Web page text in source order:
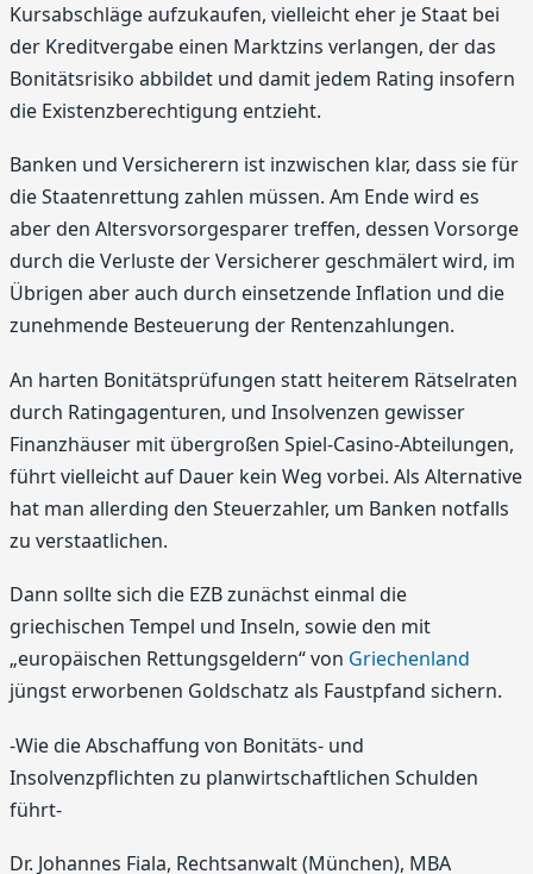
Kursabschläge aufzukaufen, vielleicht eher je Staat bei
der Kreditvergabe einen Marktzins verlangen, der das
Bonitätsrisiko abbildet und damit jedem Rating insofern
die Existenzberechtigung entzieht.
Banken und Versicherern ist inzwischen klar, dass sie für
die Staatenrettung zahlen müssen. Am Ende wird es
aber den Altersvorsorgesparer treffen, dessen Vorsorge
durch die Verluste der Versicherer geschmälert wird, im
Übrigen aber auch durch einsetzende Inflation und die
zunehmende Besteuerung der Rentenzahlungen.
An harten Bonitätsprüfungen statt heiterem Rätselraten
durch Ratingagenturen, und Insolvenzen gewisser
Finanzhäuser mit übergroßen Spiel-Casino-Abteilungen,
führt vielleicht auf Dauer kein Weg vorbei. Als Alternative
hat man allerding den Steuerzahler, um Banken notfalls
zu verstaatlichen.
Dann sollte sich die EZB zunächst einmal die
griechischen Tempel und Inseln, sowie den mit
„europäischen Rettungsgeldern“ von Griechenland
jüngst erworbenen Goldschatz als Faustpfand sichern.
-Wie die Abschaffung von Bonitäts- und
Insolvenzpflichten zu planwirtschaftlichen Schulden
führt-
Dr. Johannes Fiala, Rechtsanwalt (München), MBA